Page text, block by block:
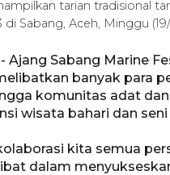
tarian tradisional
di Sabang, Aceh, Minggu
Ajang Sabang Marine
banyak para
komunitas adat
wisata bahari dan seni
kita semua
dalam